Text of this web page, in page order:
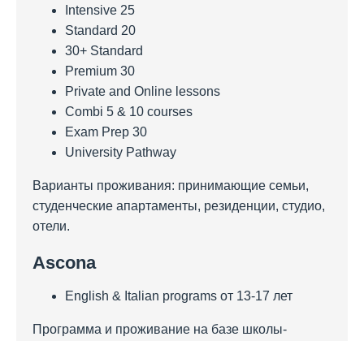
Intensive 25
Standard 20
30+ Standard
Premium 30
Private and Online lessons
Combi 5 & 10 courses
Exam Prep 30
University Pathway
Варианты проживания: принимающие семьи,
студенческие апартаменты, резиденции, студио,
отели.
Ascona
English & Italian programs от 13-17 лет
Программа и проживание на базе школы-